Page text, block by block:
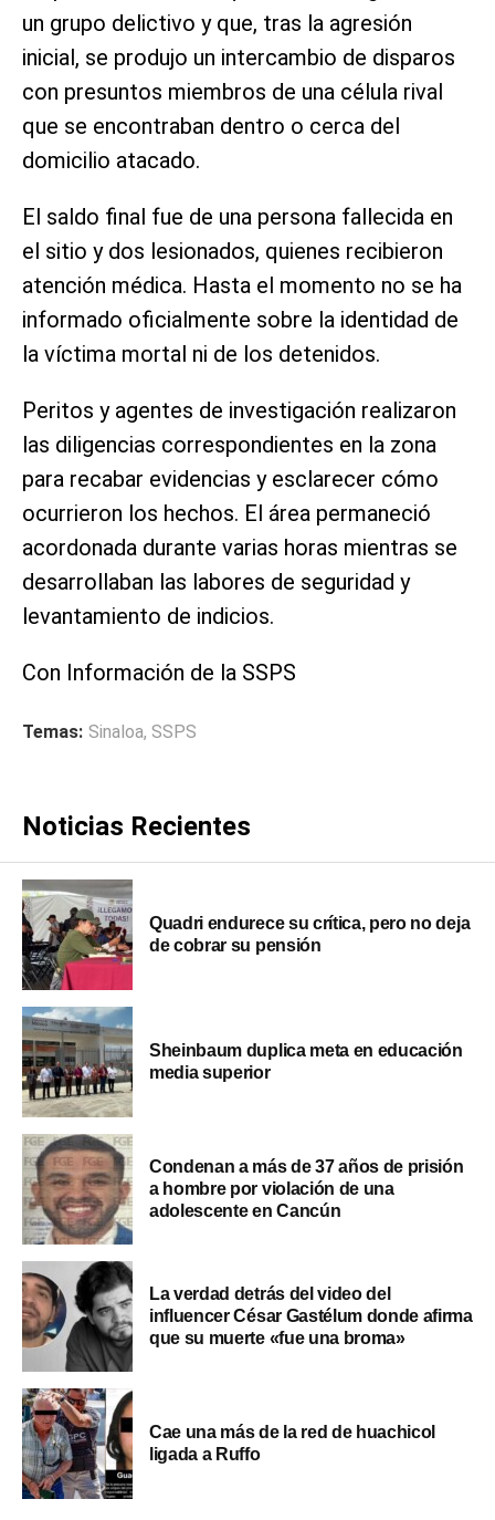
un grupo delictivo y que, tras la agresión
inicial, se produjo un intercambio de disparos
con presuntos miembros de una célula rival
que se encontraban dentro o cerca del
domicilio atacado.
El saldo final fue de una persona fallecida en
el sitio y dos lesionados, quienes recibieron
atención médica. Hasta el momento no se ha
informado oficialmente sobre la identidad de
la víctima mortal ni de los detenidos.
Peritos y agentes de investigación realizaron
las diligencias correspondientes en la zona
para recabar evidencias y esclarecer cómo
ocurrieron los hechos. El área permaneció
acordonada durante varias horas mientras se
desarrollaban las labores de seguridad y
levantamiento de indicios.
Con Información de la SSPS
Temas: Sinaloa, SSPS
Noticias Recientes
Quadri endurece su crítica, pero no deja
de cobrar su pensión
Sheinbaum duplica meta en educación
media superior
Condenan a más de 37 años de prisión
a hombre por violación de una
adolescente en Cancún
La verdad detrás del video del
influencer César Gastélum donde afirma
que su muerte «fue una broma»
Cae una más de la red de huachicol
ligada a Ruffo